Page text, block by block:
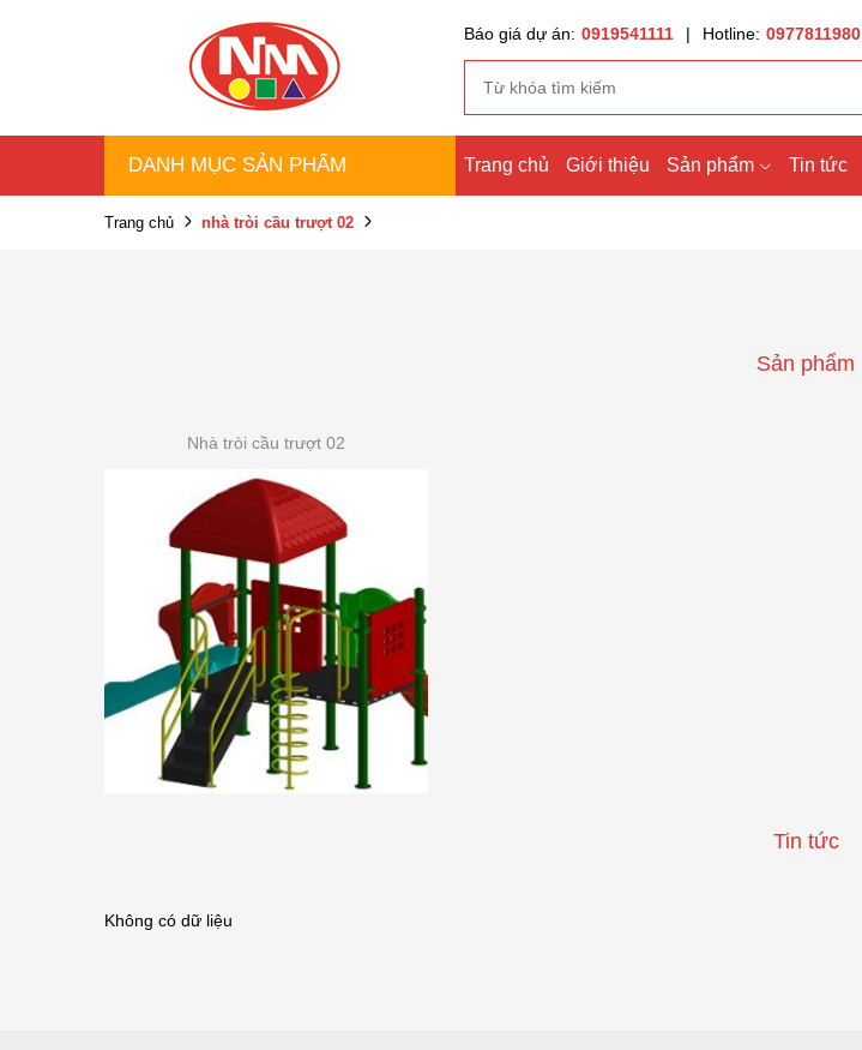
Báo giá dự án: 0919541111 | Hotline: 0977811980
DANH MỤC SẢN PHẨM Trang chủ Giới thiệu Sản phẩm Tin tức
Trang chủ nhà tròi cầu trượt 02
Sản phẩm
Nhà tròi cầu trượt 02
Tin tức
Không có dữ liệu